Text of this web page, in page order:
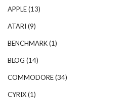
APPLE(13)
ATARI (9)
BENCHMARK(1)
BLOG (14)
COMMODORE(34)
CYRIX(1)